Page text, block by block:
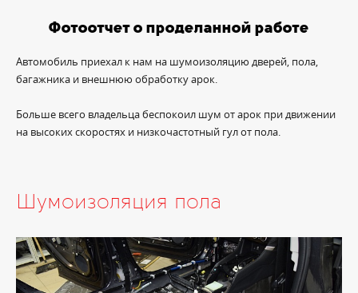
Фотоотчет о проделанной работе
Автомобиль приехал к нам на шумоизоляцию дверей, пола,
багажника и внешнюю обработку арок.
Больше всего владельца беспокоил шум от арок при движении
на высоких скоростях и низкочастотный гул от пола.
Шумоизоляция пола